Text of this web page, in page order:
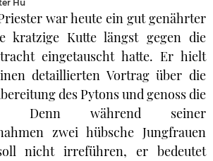
Hu
war heute ein gut genährter
kratzige Kutte längst gegen die
eingetauscht hatte. Er hielt
detaillierten Vortrag über die
des Pytons und genoss die
Denn während seiner
zwei hübsche Jungfrauen
nicht irreführen, er bedeutet